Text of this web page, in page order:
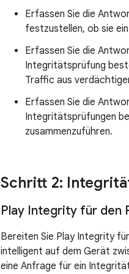
Erfassen Sie die
festzustellen, ob sie
Erfassen Sie die
Integritätsprüfung
Traffic aus
Erfassen Sie die
Integritätsprüfungen
zusammenzuführen.
Schritt 2:
Play Integrity für den
Bereiten Sie Play Integrity
intelligent auf dem Gerät
eine Anfrage für ein